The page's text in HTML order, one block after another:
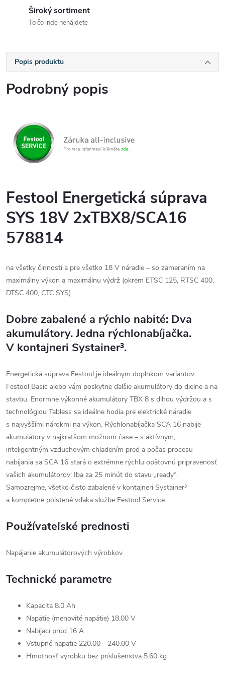
Široký sortiment
To čo inde nenájdete
Popis produktu
Podrobný popis
Festool Energetická súprava
SYS 18V 2xTBX8/SCA16
578814
na všetky činnosti a pre všetko 18 V náradie – so zameraním na
maximálny výkon a maximálnu výdrž (okrem ETSC 125, RTSC 400,
DTSC 400, CTC SYS)
Dobre zabalené a rýchlo nabité: Dva
akumulátory. Jedna rýchlonabíjačka.
V kontajneri Systainer³.
Energetická súprava Festool je ideálnym doplnkom variantov
Festool Basic alebo vám poskytne ďalšie akumulátory do dielne a na
stavbu. Enormne výkonné akumulátory TBX 8 s dlhou výdržou a s
technológiou Tabless sa ideálne hodia pre elektrické náradie
s najvyššími nárokmi na výkon. Rýchlonabíjačka SCA 16 nabije
akumulátory v najkratšom možnom čase – s aktívnym,
inteligentným vzduchovým chladením pred a počas procesu
nabíjania sa SCA 16 stará o extrémne rýchlu opätovnú pripravenosť
vašich akumulátorov: Iba za 25 minút do stavu „ready“.
Samozrejme, všetko čisto zabalené v kontajneri Systainer³
a kompletne poistené vďaka službe Festool Service.
Používateľské prednosti
Napájanie akumulátorových výrobkov
Technické parametre
Kapacita 8.0 Ah
Napätie (menovité napätie) 18.00 V
Nabíjací prúd 16 A
Vstupné napätie 220.00 - 240.00 V
Hmotnosť výrobku bez príslušenstva 5.60 kg